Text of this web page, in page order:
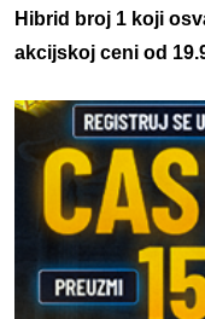
Hibrid broj 1 koji
akcijskoj ceni od